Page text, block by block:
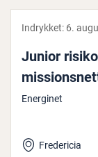
Indrykket: 6.
Junior
Energinet
Fredericia